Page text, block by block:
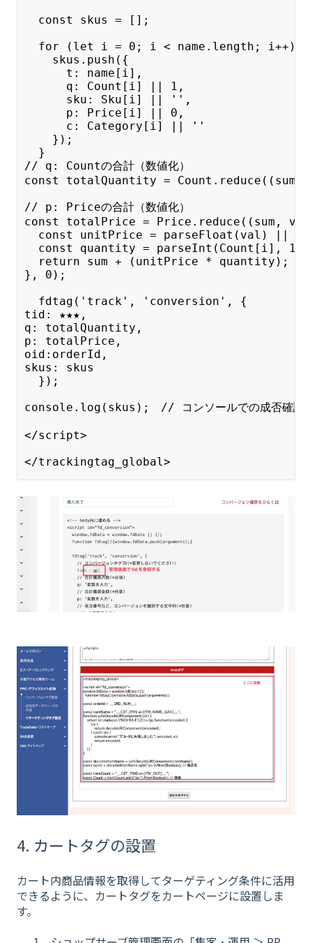
const skus = [];
  for (let i = 0; i < name.length; i++) {
    skus.push({
      t: name[i],
      q: Count[i] || 1,
      sku: Sku[i] || '',
      p: Price[i] || 0,
      c: Category[i] || ''
    });
  }
// q: Countの合計（数値化）
const totalQuantity =
// p: Priceの合計（数値化）
const totalPrice = Price.reduce((sum,
  const unitPrice = parseFloat(val) || 0;
const quantity = parseInt(Count[i],
  return sum + (unitPrice * quantity);
}, 0);
  fdtag('track', 'conversion', {
tid: ★★★,
q: totalQuantity,
p: totalPrice,
oid:orderId,
skus: skus
});
console.log(skus);　// コンソールでの成否確認
</script>
</trackingtag_global>
4. カートタグの設置
カート内商品情報を取得してターゲティング条件に活用
できるように、カートタグをカートページに設置しま
す。